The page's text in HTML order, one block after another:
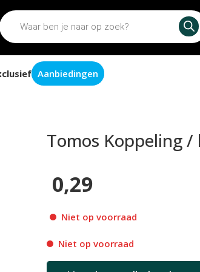
Aanbiedingen
Tomos Koppeling
0,29
Niet op voorraad
Niet op voorraad